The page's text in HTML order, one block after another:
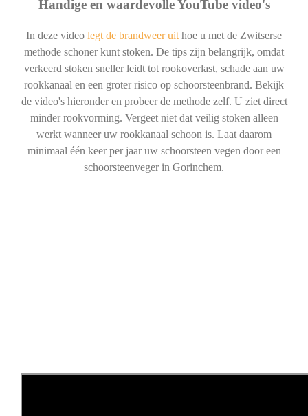
Handige en waardevolle YouTube video's
In deze video legt de brandweer uit hoe u met de Zwitserse
methode schoner kunt stoken. De tips zijn belangrijk, omdat
verkeerd stoken sneller leidt tot rookoverlast, schade aan uw
rookkanaal en een groter risico op schoorsteenbrand. Bekijk
de video's hieronder en probeer de methode zelf. U ziet direct
minder rookvorming. Vergeet niet dat veilig stoken alleen
werkt wanneer uw rookkanaal schoon is. Laat daarom
minimaal één keer per jaar uw schoorsteen vegen door een
schoorsteenveger in Gorinchem.